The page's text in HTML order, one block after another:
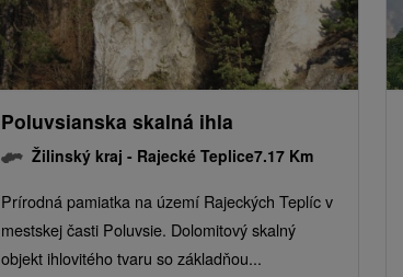
Poluvsianska skalná ihla
Žilinský kraj - Rajecké Teplice7.17 Km
Prírodná pamiatka na území Rajeckých Teplíc v
mestskej časti Poluvsie. Dolomitový skalný
objekt ihlovitého tvaru so základňou...